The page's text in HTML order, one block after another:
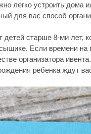
легко устроить дома
для вас способ
старше 8-ми лет,
Если времени на
организатора
ребенка ждут